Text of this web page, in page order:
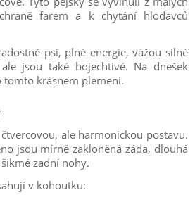
farem a k chytání hlodavců
psi, plné energie, vážou silné
jsou také bojechtivé. Na dnešek
krásnem plemeni.
ale harmonickou postavu.
jsou mírně zakloněná záda, dlouhá
zadní nohy.
v kohoutku: